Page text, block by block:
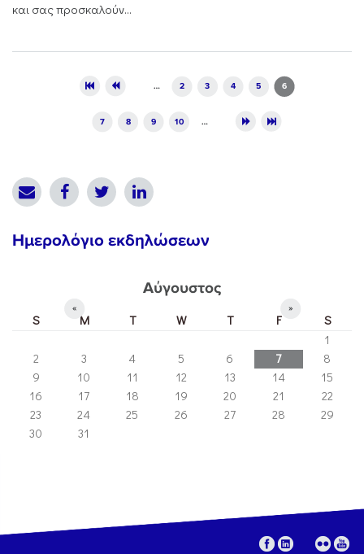
και σας προσκαλούν...
… 2 3 4 5 6
7 8 9 10 …
Ημερολόγιο εκδηλώσεων
Αύγουστος
« »
S M T W T F
S
1
2
3 4 5 6 7
8
9
10 11 12 13 14
15
16
17 18 19 20 21
22
23
24 25 26 27 28
29
30
31